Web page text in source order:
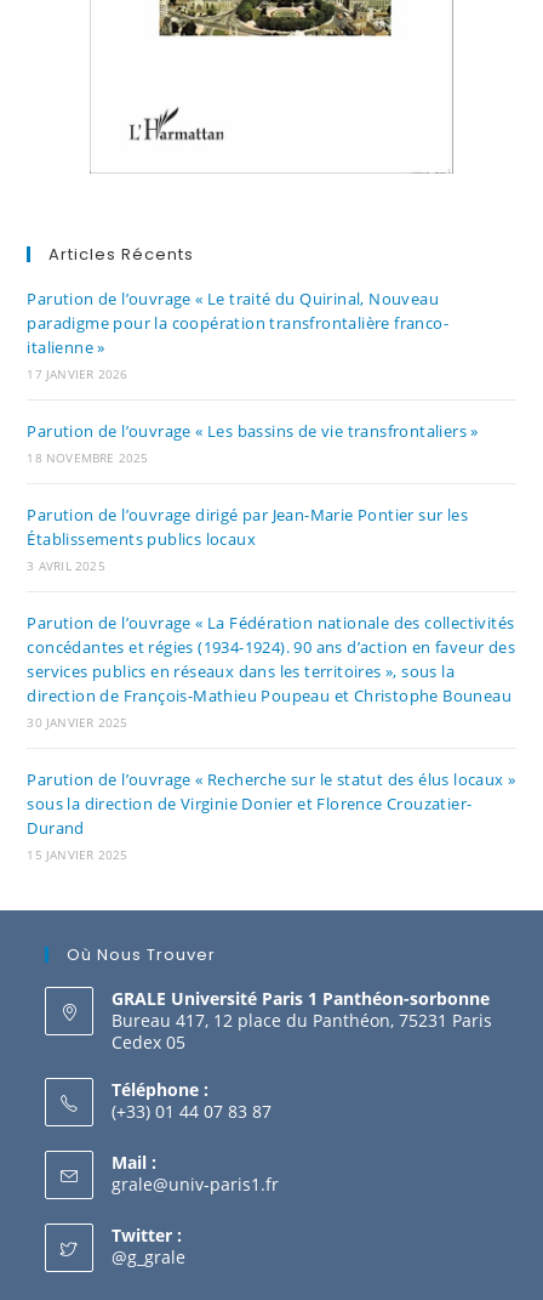
Articles Récents
Parution de l’ouvrage « Le traité du Quirinal, Nouveau
paradigme pour la coopération transfrontalière franco-
italienne »
17 JANVIER 2026
Parution de l’ouvrage « Les bassins de vie transfrontaliers »
18 NOVEMBRE 2025
Parution de l’ouvrage dirigé par Jean-Marie Pontier sur les
Établissements publics locaux
3 AVRIL 2025
Parution de l’ouvrage « La Fédération nationale des collectivités
concédantes et régies (1934-1924). 90 ans d’action en faveur des
services publics en réseaux dans les territoires », sous la
direction de François-Mathieu Poupeau et Christophe Bouneau
30 JANVIER 2025
Parution de l’ouvrage « Recherche sur le statut des élus locaux »
sous la direction de Virginie Donier et Florence Crouzatier-
Durand
15 JANVIER 2025
Où Nous Trouver
GRALE Université Paris 1 Panthéon-sorbonne
Bureau 417, 12 place du Panthéon, 75231 Paris
Cedex 05
Téléphone :
(+33) 01 44 07 83 87
Mail :
grale@univ-paris1.fr
Twitter :
@g_grale